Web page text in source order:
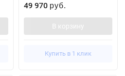
49 970 руб.
В корзину
Купить в 1 клик